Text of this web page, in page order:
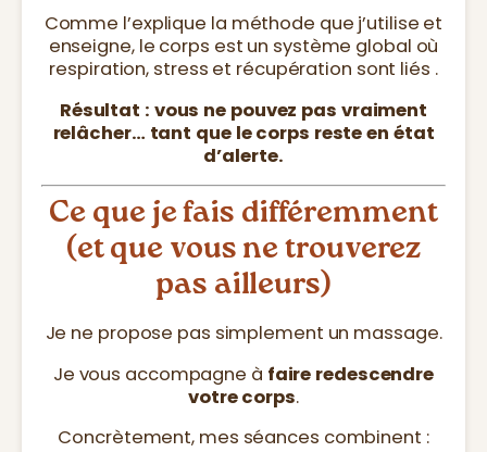
Comme l’explique la méthode que j’utilise et
enseigne, le corps est un système global où
respiration, stress et récupération sont liés .
Résultat : vous ne pouvez pas vraiment
relâcher… tant que le corps reste en état
d’alerte.
Ce que je fais différemment
(et que vous ne trouverez
pas ailleurs)
Je ne propose pas simplement un massage.
Je vous accompagne à faire redescendre
votre corps.
Concrètement, mes séances combinent :